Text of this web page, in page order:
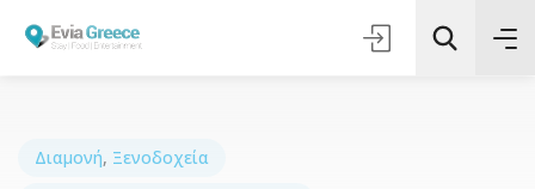
Διαμονή, Ξενοδοχεία